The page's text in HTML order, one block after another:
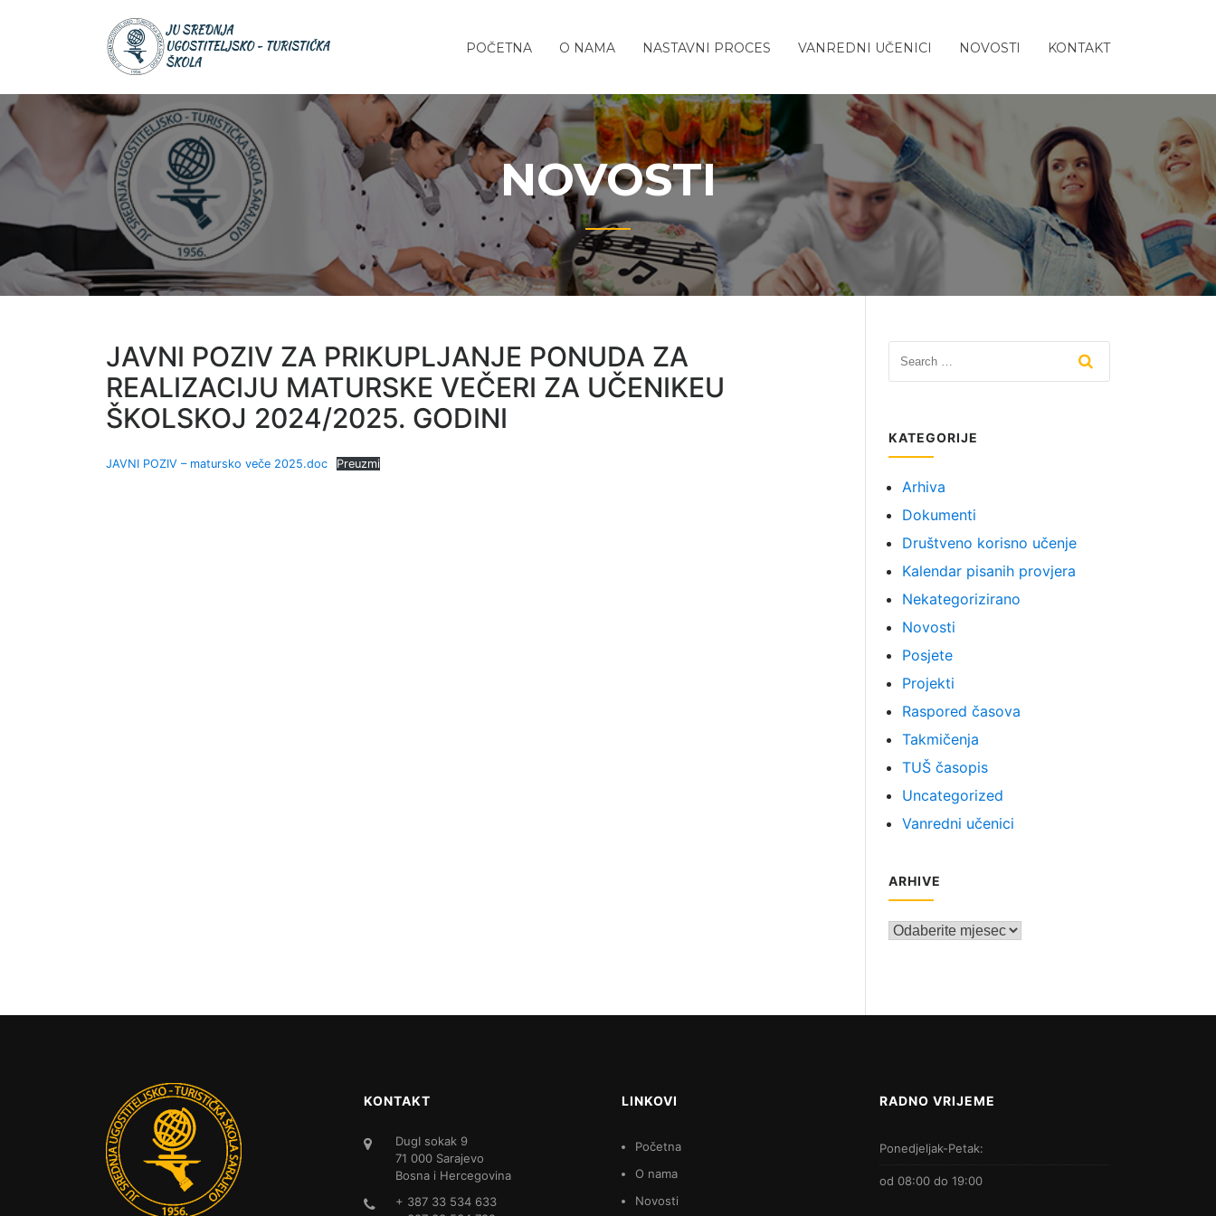
UGOSTITELJSKO-
ŠKOLA
POČETNA O NAMA NASTAVNI PROCES VANREDNI UČENICI NOVOSTI KONTAKT
NOVOSTI
JAVNI POZIV ZA PRIKUPLJANJE PONUDA ZA
REALIZACIJU MATURSKE VEČERI ZA UČENIKEU
ŠKOLSKOJ 2024/2025. GODINI
JAVNI POZIV – matursko veče 2025.doc Preuzmi
KATEGORIJE
Arhiva
Dokumenti
Društveno korisno učenje
Kalendar pisanih provjera
Nekategorizirano
Novosti
Posjete
Projekti
Raspored časova
Takmičenja
TUŠ časopis
Uncategorized
Vanredni učenici
ARHIVE
Arhive
KONTAKT
DugI sokak 9
71 000 Sarajevo
Bosna i Hercegovina
+ 387 33 534 633
LINKOVI
Početna
O nama
Novosti
RADNO VRIJEME
Ponedjeljak-Petak:
od 08:00 do 19:00